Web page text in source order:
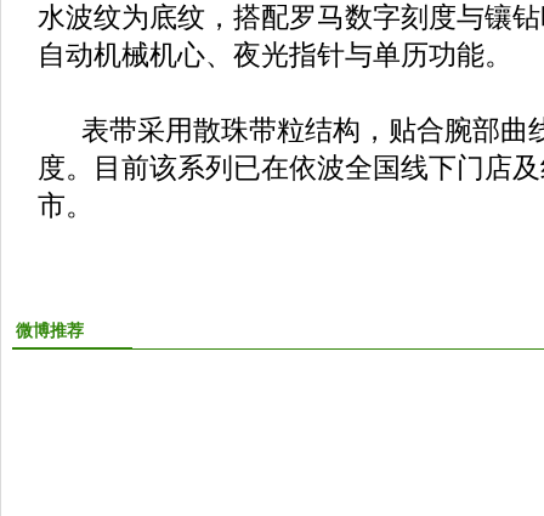
水波纹为底纹，搭配罗马数字刻度与镶
自动机械机心、夜光指针与单历功能。
表带采用散珠带粒结构，贴合腕部曲
度。目前该系列已在依波全国线下门店
市。
微博推荐